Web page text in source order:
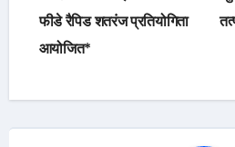
फीडे रैपिड शतरंज प्रतियोगिता
आयोजित*